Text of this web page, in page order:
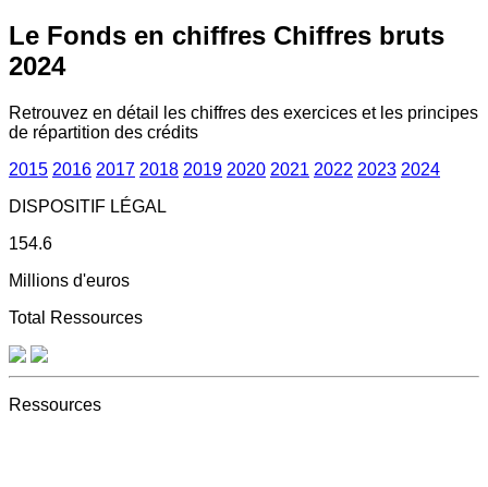
Le Fonds en chiffres Chiffres bruts
2024
Retrouvez en détail les chiffres des exercices et les principes
de répartition des crédits
2015 2016 2017 2018 2019 2020 2021 2022 2023 2024
DISPOSITIF LÉGAL
154.6
Millions d'euros
Total Ressources
Ressources